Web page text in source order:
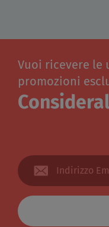
Vuoi ricevere le
promozioni